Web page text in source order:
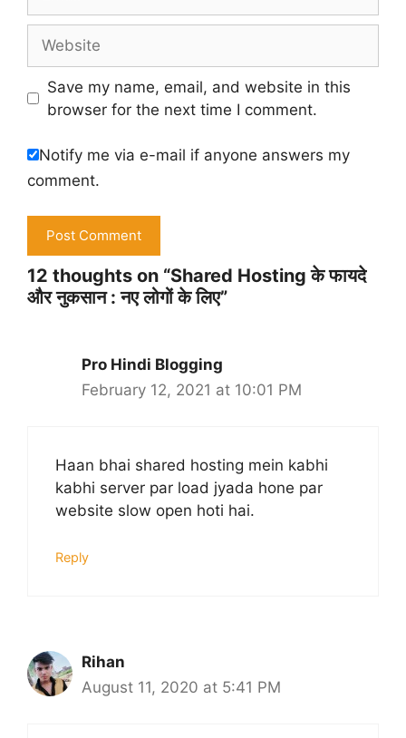
Save my name, email, and website in this
browser for the next time I comment.
Notify me via e-mail if anyone answers my
comment.
12 thoughts on “Shared Hosting के फायदे
और नुकसान : नए लोगों के लिए”
Pro Hindi Blogging
February 12, 2021 at 10:01 PM
Haan bhai shared hosting mein kabhi
kabhi server par load jyada hone par
website slow open hoti hai.
Reply
Rihan
August 11, 2020 at 5:41 PM